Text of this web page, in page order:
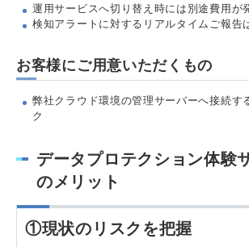
運用サービスへ切り替え時には別途費用が
検知アラートに対するリアルタイムご報告
お客様にご用意いただくもの
弊社クラウド環境の管理サーバーへ接続す
ク
データプロテクション体験
のメリット
①現状のリスクを把握